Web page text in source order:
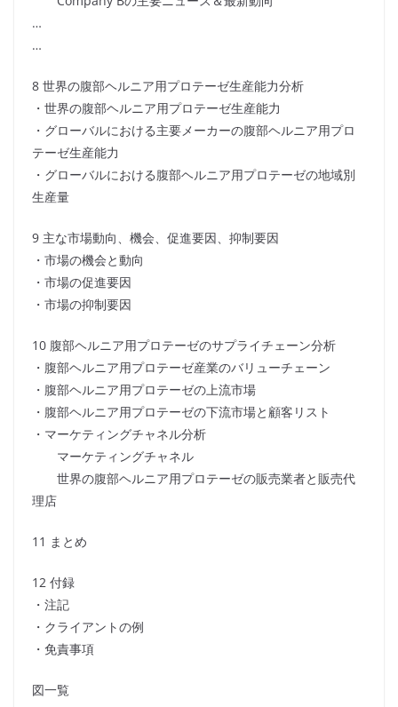
…
…
8 世界の腹部ヘルニア用プロテーゼ生産能力分析
・世界の腹部ヘルニア用プロテーゼ生産能力
・グローバルにおける主要メーカーの腹部ヘルニア用プロ
テーゼ生産能力
・グローバルにおける腹部ヘルニア用プロテーゼの地域別
生産量
9 主な市場動向、機会、促進要因、抑制要因
・市場の機会と動向
・市場の促進要因
・市場の抑制要因
10 腹部ヘルニア用プロテーゼのサプライチェーン分析
・腹部ヘルニア用プロテーゼ産業のバリューチェーン
・腹部ヘルニア用プロテーゼの上流市場
・腹部ヘルニア用プロテーゼの下流市場と顧客リスト
・マーケティングチャネル分析
マーケティングチャネル
世界の腹部ヘルニア用プロテーゼの販売業者と販売代
理店
11 まとめ
12 付録
・注記
・クライアントの例
・免責事項
図一覧